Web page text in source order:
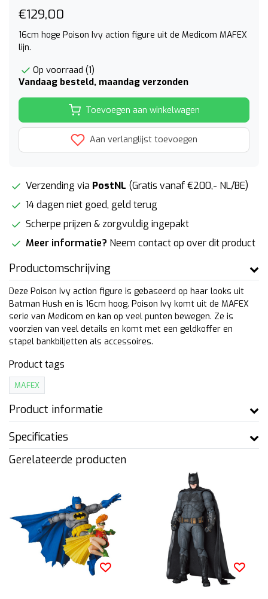
€129,00
16cm hoge Poison Ivy action figure uit de Medicom MAFEX
lijn.
Op voorraad (1)
Vandaag besteld, maandag verzonden
Toevoegen aan winkelwagen
Aan verlanglijst toevoegen
Verzending via PostNL (Gratis vanaf €200,- NL/BE)
14 dagen niet goed, geld terug
Scherpe prijzen & zorgvuldig ingepakt
Meer informatie? Neem contact op over dit product
Productomschrijving
Deze Poison Ivy action figure is gebaseerd op haar looks uit
Batman Hush en is 16cm hoog. Poison Ivy komt uit de MAFEX
serie van Medicom en kan op veel punten bewegen. Ze is
voorzien van veel details en komt met een geldkoffer en
stapel bankbiljetten als accessoires.
Product tags
MAFEX
Product informatie
Specificaties
Gerelateerde producten